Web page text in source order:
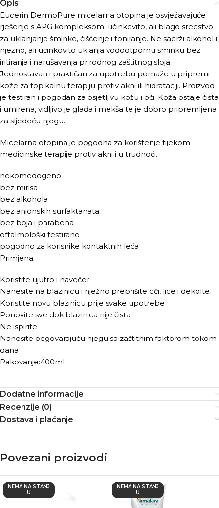
Opis
Eucerin DermoPure micelarna otopina je osvježavajuće
rješenje s APG kompleksom: učinkovito, ali blago sredstvo
za uklanjanje šminke, čišćenje i toniranje. Ne sadrži alkohol i
nježno, ali učinkovito uklanja vodootpornu šminku bez
iritiranja i narušavanja prirodnog zaštitnog sloja.
Jednostavan i praktičan za upotrebu pomaže u pripremi
kože za topikalnu terapiju protiv akni ili hidrataciji. Proizvod
je testiran i pogodan za osjetljivu kožu i oči. Koža ostaje čista
i umirena, vidljivo je glađa i mekša te je dobro pripremljena
za sljedeću njegu.
Micelarna otopina je pogodna za korištenje tijekom
medicinske terapije protiv akni i u trudnoći.
nekomedogeno
bez mirisa
bez alkohola
bez anionskih surfaktanata
bez boja i parabena
oftalmološki testirano
pogodno za korisnike kontaktnih leća
Primjena:
Koristite ujutro i navečer
Nanesite na blazinicu i nježno prebrišite oči, lice i dekolte
Koristite novu blazinicu prije svake upotrebe
Ponovite sve dok blazinica nije čista
Ne ispirite
Nanesite odgovarajuću njegu sa zaštitnim faktorom tokom
dana
Pakovanje:400ml
Dodatne informacije
Recenzije (0)
Dostava i plaćanje
Povezani proizvodi
NEMA NA STANJ
U
NEMA NA STANJ
U